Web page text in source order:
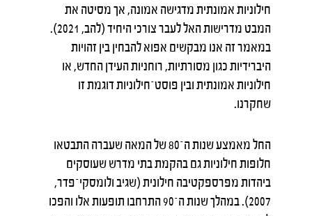
חילוניות אמונתית מדגישה אמונה, אך מסיטה את
המבט מדרישות האל לעבר צורכי היחיד (להב, 2021).
במאמר זה אנו מבקשים אפוא להבחין בין זהויות
היברידיות כגון מסורתיות, רוחניות העידן החדש, או
חילוניות אמונתית ובין פוסט־חילוניות דוגמת זו
שחקרנו.
החל מאמצע שנות ה־80 של המאה שעברה התבטאו
חלופות חילוניות גם בהקמת בתי מדרש שעוסקים
ביהדות מפרספקטיבה חילונית (שגיב ולומסקי־פדר,
2007). במהלך שנות ה־90 התרחבו תופעות אלו והפכו